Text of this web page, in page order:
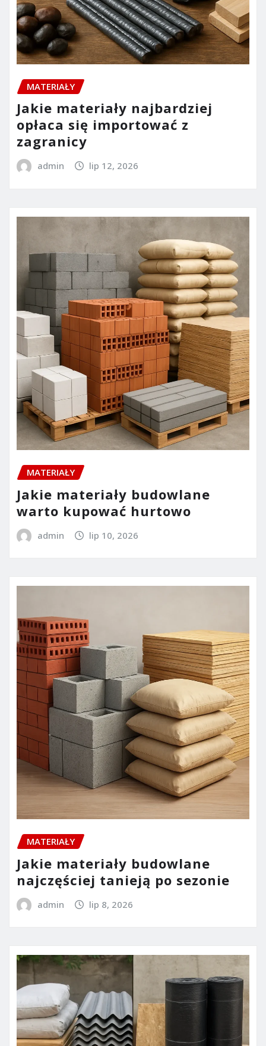
MATERIAŁY
Jakie materiały najbardziej
opłaca się importować z
zagranicy
admin lip 12, 2026
MATERIAŁY
Jakie materiały budowlane
warto kupować hurtowo
admin lip 10, 2026
MATERIAŁY
Jakie materiały budowlane
najczęściej tanieją po sezonie
admin lip 8, 2026